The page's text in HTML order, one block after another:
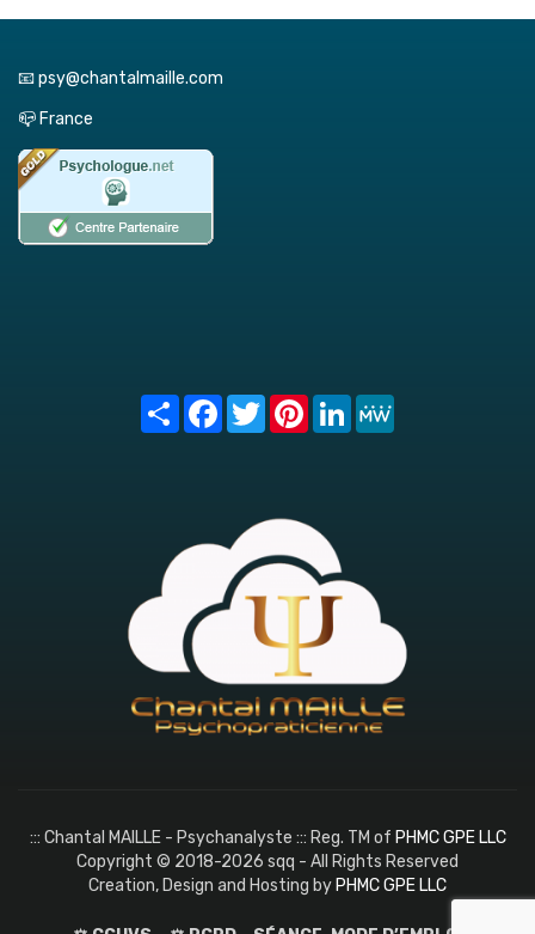
📧 psy@chantalmaille.com
📪 France
Share FacebookTwitterPinterest
LinkedIn
::: Chantal MAILLE - Psychanalyste ::: Reg. TM of PHMC GPE LLC
Copyright © 2018-2026 sqq - All Rights Reserved
Creation, Design and Hosting by PHMC GPE LLC